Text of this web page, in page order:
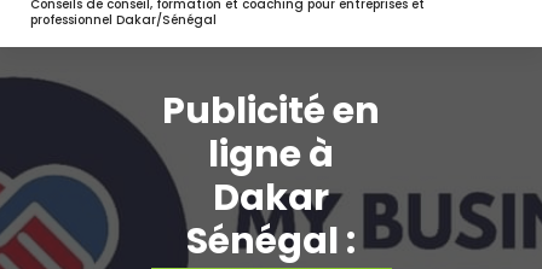
Conseils de conseil, formation et coaching pour entreprises et
professionnel Dakar/Sénégal
Publicité en
ligne à
Dakar
Sénégal :